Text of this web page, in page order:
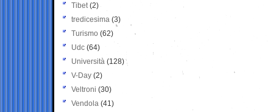
Tibet(2)
tredicesima (3)
Turismo (62)
Udc (64)
Università (128)
V-Day (2)
Veltroni (30)
Vendola (41)